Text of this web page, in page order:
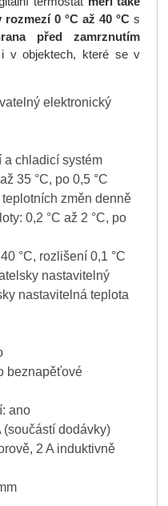
0 °C až 40 °C s
před zamrznutím
i v objektech, které se v
elektronický
a chladicí systém
35 °C, po 0,5 °C
změn denně
0,2 °C až 2 °C, po
°C, rozlišení 0,1 °C
nastavitelný
nastavitelná teplota
beznapěťové
ano
(součástí dodávky)
2 A induktivně